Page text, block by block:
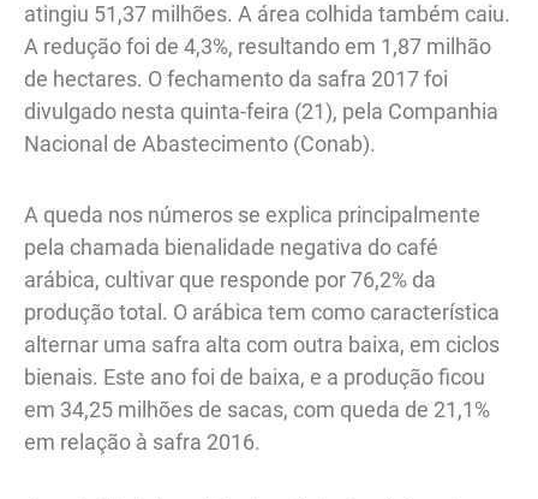
atingiu 51,37 milhões. A área colhida também caiu.
A redução foi de 4,3%, resultando em 1,87 milhão
de hectares. O fechamento da safra 2017 foi
divulgado nesta quinta-feira (21), pela Companhia
Nacional de Abastecimento (Conab).
A queda nos números se explica principalmente
pela chamada bienalidade negativa do café
arábica, cultivar que responde por 76,2% da
produção total. O arábica tem como característica
alternar uma safra alta com outra baixa, em ciclos
bienais. Este ano foi de baixa, e a produção ficou
em 34,25 milhões de sacas, com queda de 21,1%
em relação à safra 2016.